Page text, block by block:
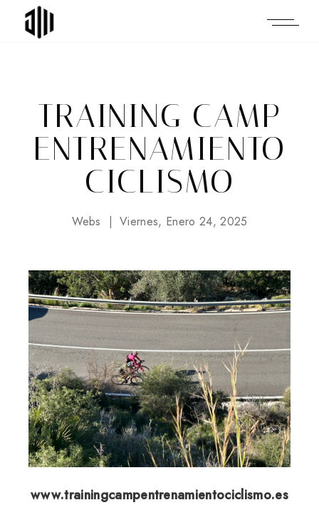
TRAINING CAMP
ENTRENAMIENTO
CICLISMO
Webs Viernes, Enero 24, 2025
www.trainingcampentrenamientociclismo.es